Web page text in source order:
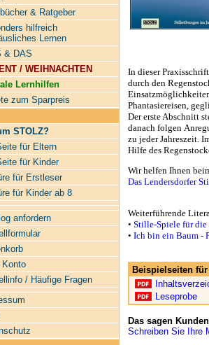
& Ratgeber
hilfreich
Lernen
& DAS
/ WEIHNACHTEN
Lernhilfen
zum Sparpreis
STOLZ?
für Eltern
für Kinder
für Erstleser
für Kinder ab 8
anfordern
Konto
/ Häufige Fragen
In dieser
durch den
Phantasiereisen,
Der erste Abschnitt
danach folgen
zu jeder Jahreszeit.
Hilfe des
Wir helfen Ihnen
Das Lendersdorfer
Weiterführende
• Stille-Spiele für die
• Ich bin ein Baum -
Beispielseiten
Leseprobe
Das sagen
Schreiben Sie Ihre